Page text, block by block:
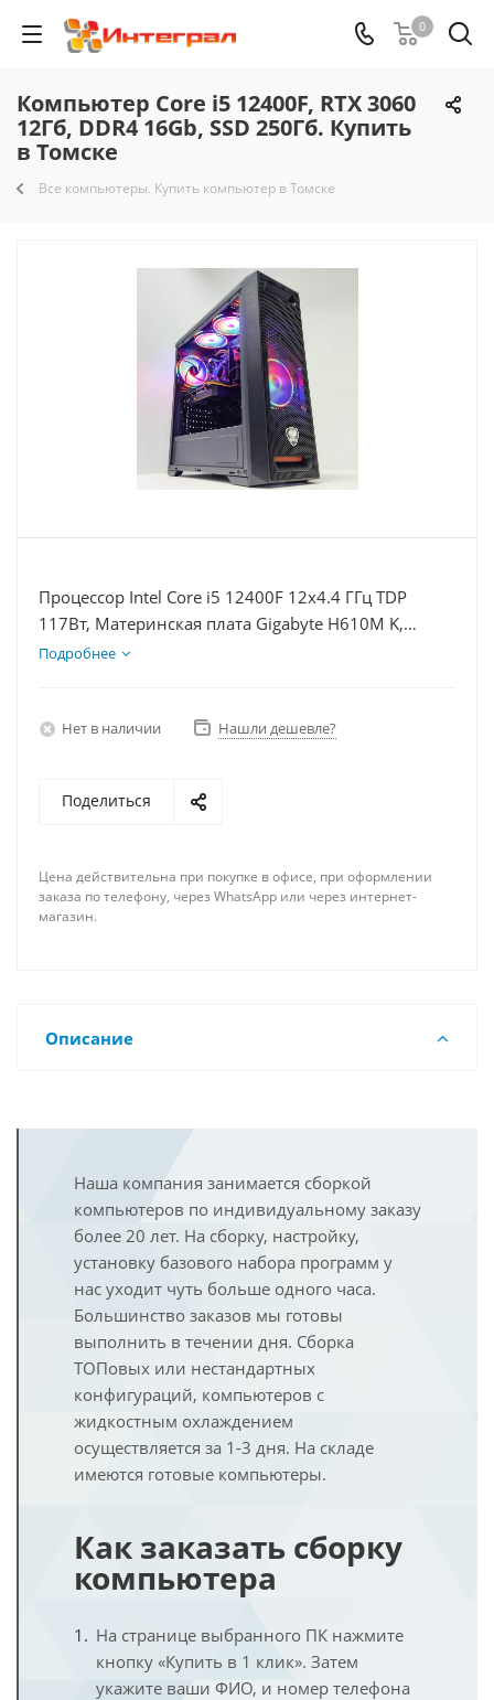
0
Компьютер Core i5 12400F, RTX 3060
12Гб, DDR4 16Gb, SSD 250Гб. Купить
в Томске
Все компьютеры. Купить компьютер в Томске
Процессор Intel Core i5 12400F 12x4.4 ГГц TDP
117Вт, Материнская плата Gigabyte H610M K,
Видеокарта RTX 3060 12Гб, Память DDR4 16Gb,
Подробнее
Нет в наличии Нашли дешевле?
Поделиться
Цена действительна при покупке в офисе, при оформлении
заказа по телефону, через WhatsApp или через интернет-
магазин.
Описание
Наша компания занимается сборкой
компьютеров по индивидуальному заказу
более 20 лет. На сборку, настройку,
установку базового набора программ у
нас уходит чуть больше одного часа.
Большинство заказов мы готовы
выполнить в течении дня. Сборка
ТОПовых или нестандартных
конфигураций, компьютеров с
жидкостным охлаждением
осуществляется за 1-3 дня. На складе
имеются готовые компьютеры.
Как заказать сборку
компьютера
На странице выбранного ПК нажмите
кнопку «Купить в 1 клик». Затем
укажите ваши ФИО, и номер телефона